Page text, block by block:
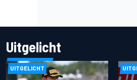
Uitgelicht
UITGELICHT